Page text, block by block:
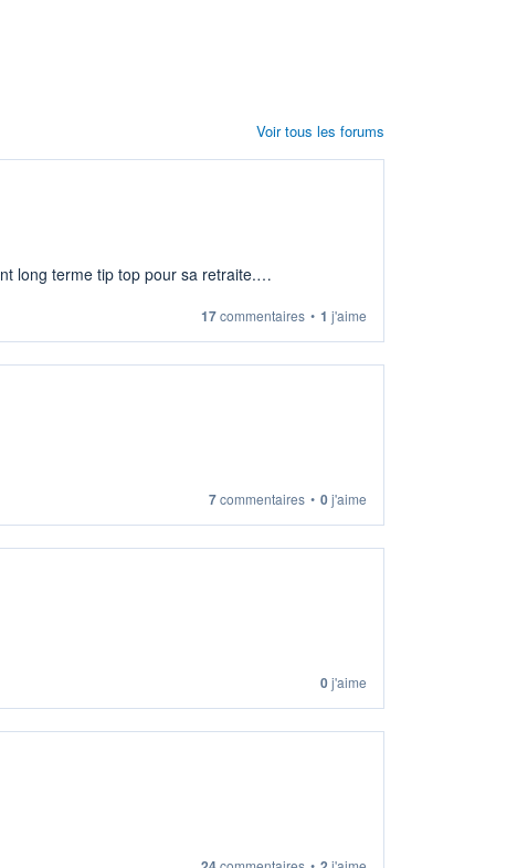
long terme tip top pour sa retraite.
17commentaires • 1 j'aime
7commentaires • 0j'aime
0j'aime
Voir tous les forums